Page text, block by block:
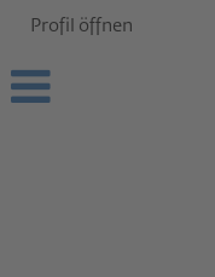
Profil öffnen